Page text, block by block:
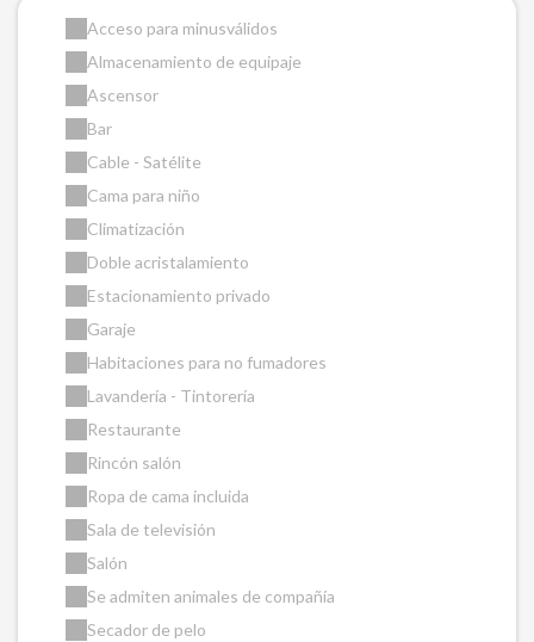
Acceso para minusválidos
Almacenamiento de equipaje
Ascensor
Bar
Cable - Satélite
Cama para niño
Climatización
Doble acristalamiento
Estacionamiento privado
Garaje
Habitaciones para no fumadores
Lavandería - Tintorería
Restaurante
Rincón salón
Ropa de cama incluida
Sala de televisión
Salón
Se admiten animales de compañía
Secador de pelo